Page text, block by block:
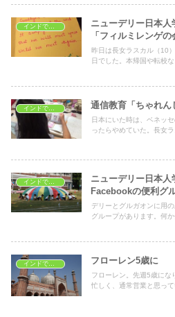
インドで子育て
ニューデリー日本人
「フィルミレンゲ
昨日は長女ラスカル（10
日でした。本帰国や転校
インドで子育て 通信教育「ちゃれ
日本にいた時は、ベネッ
ったらやめていた。長女
ニューデリー日本人
Facebookの便利グ
デリーとグルガオンに用
グループがあります。何か
フローレン5歳に
フローレン。先週5歳にな
忙しく、通常営業と思って